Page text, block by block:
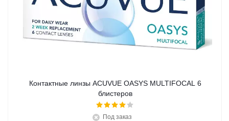
Контактные линзы ACUVUE OASYS MULTIFOCAL 6
блистеров
Под заказ